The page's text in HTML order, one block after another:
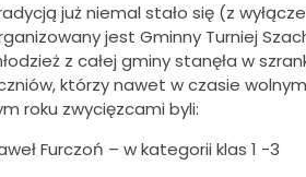
już niemal stało się (z
jest Gminny Turniej
z całej gminy stanęła w
którzy nawet w czasie
roku zwycięzcami byli:
Furczoń – w kategorii klas 1 -3